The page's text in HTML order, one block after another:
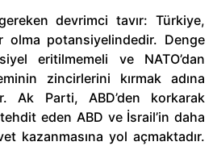
devrimci tavır: Türkiye,
olma potansiyelindedir. Denge
eritilmemeli ve NATO’dan
zincirlerini kırmak adına
Ak Parti, ABD’den korkarak
eden ABD ve İsrail’in daha
kazanmasına yol açmaktadır.